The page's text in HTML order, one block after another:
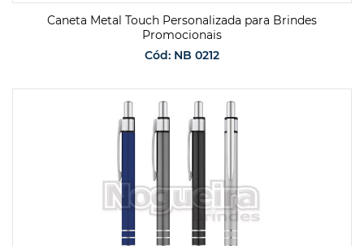
Caneta Metal Touch Personalizada para Brindes
Promocionais
Cód: NB 0212
SOLICITAR ORÇAMENTO